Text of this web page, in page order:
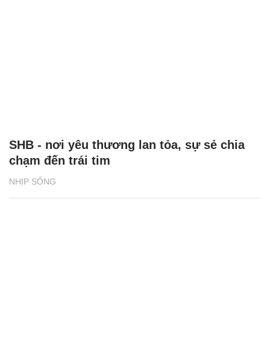
NHỊP SỐNG
SHB - nơi yêu thương lan tỏa, sự sẻ chia
chạm đến trái tim